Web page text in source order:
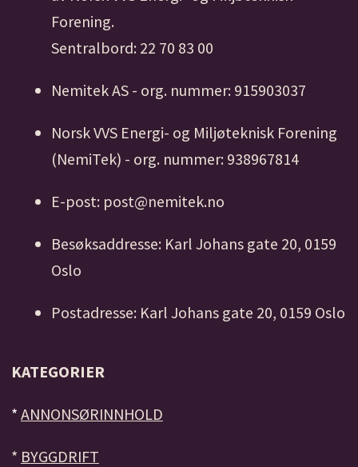
Forening.
Sentralbord: 22 70 83 00
Nemitek AS - org. nummer: 915903037
Norsk VVS Energi- og Miljøteknisk Forening
(NemiTek) - org. nummer: 938967814
E-post: post@nemitek.no
Besøksaddresse: Karl Johans gate 20, 0159
Oslo
Postadresse: Karl Johans gate 20, 0159 Oslo
KATEGORIER
* ANNONSØRINNHOLD
* BYGGDRIFT